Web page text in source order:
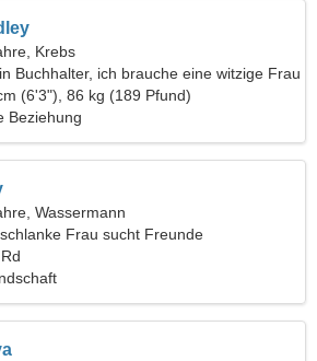
Krebs
Buchhalter, ich brauche eine witzige Frau
(6'3"), 86 kg (189 Pfund)
Beziehung
Wassermann
Frau sucht Freunde